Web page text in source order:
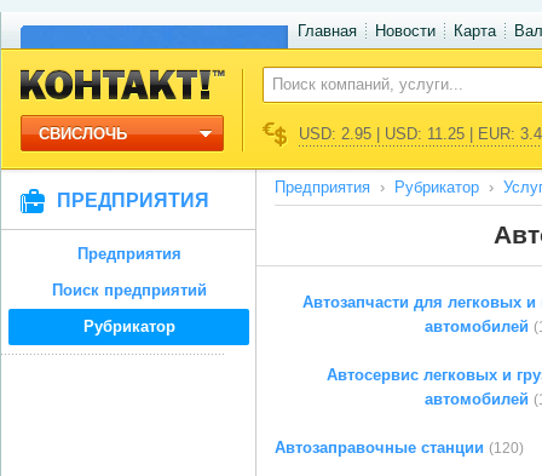
Главная Новости Карта
СВИСЛОЧЬ USD: 2.95 | USD: 11.25 | EUR:
ПРЕДПРИЯТИЯ
Предприятия
Поиск предприятий
Рубрикатор
Предприятия Рубрикатор
Автозапчасти для легковых и
автомобилей
Автосервис легковых и
автомобилей
Автозаправочные станции (120)